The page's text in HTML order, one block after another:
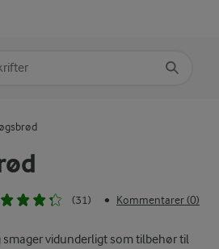
(31) • Kommentarer (0)
smager vidunderligt som tilbehør til